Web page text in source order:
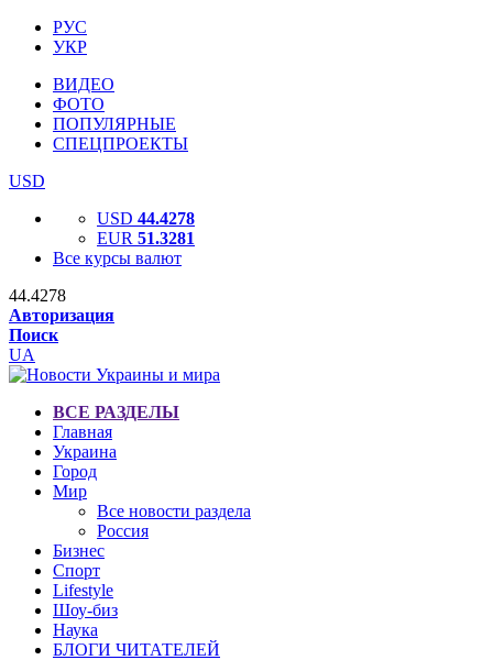
РУС
УКР
ВИДЕО
ФОТО
ПОПУЛЯРНЫЕ
СПЕЦПРОЕКТЫ
USD
USD 44.4278
EUR 51.3281
Все курсы валют
44.4278
Авторизация
Поиск
UA
ВСЕ РАЗДЕЛЫ
Главная
Украина
Город
Мир
Все новости раздела
Россия
Бизнес
Спорт
Lifestyle
Шоу-биз
Наука
БЛОГИ ЧИТАТЕЛЕЙ